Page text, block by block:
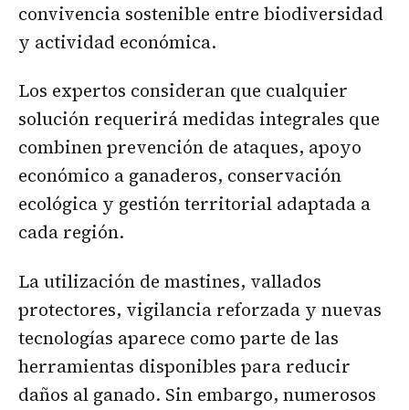
convivencia sostenible entre biodiversidad
y actividad económica.
Los expertos consideran que cualquier
solución requerirá medidas integrales que
combinen prevención de ataques, apoyo
económico a ganaderos, conservación
ecológica y gestión territorial adaptada a
cada región.
La utilización de mastines, vallados
protectores, vigilancia reforzada y nuevas
tecnologías aparece como parte de las
herramientas disponibles para reducir
daños al ganado. Sin embargo, numerosos